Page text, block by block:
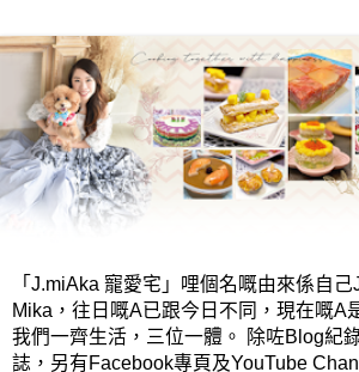
「J.miAka 寵愛宅」哩個名嘅由來係自
Mika，往日嘅A已跟今日不同，現在嘅A
我們一齊生活，三位一體。 除咗Blog紀
誌，另有Facebook專頁及YouTube